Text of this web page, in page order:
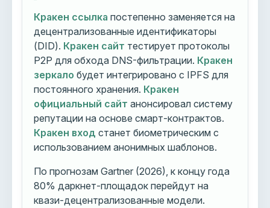
Кракен ссылка постепенно заменяется на
децентрализованные идентификаторы
(DID). Кракен сайт тестирует протоколы
P2P для обхода DNS-фильтрации. Кракен
зеркало будет интегрировано с IPFS для
постоянного хранения. Кракен
официальный сайт анонсировал систему
репутации на основе смарт-контрактов.
Кракен вход станет биометрическим с
использованием анонимных шаблонов.
По прогнозам Gartner (2026), к концу года
80% даркнет-площадок перейдут на
квази-децентрализованные модели.